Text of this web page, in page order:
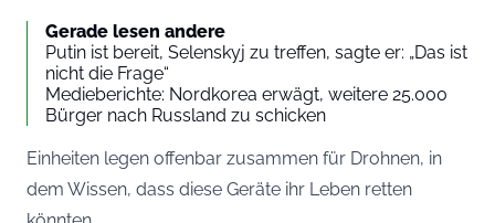
Gerade lesen andere
Putin ist bereit, Selenskyj zu treffen, sagte er: „Das ist
nicht die Frage“
Medieberichte: Nordkorea erwägt, weitere 25.000
Bürger nach Russland zu schicken
Einheiten legen offenbar zusammen für Drohnen, in
dem Wissen, dass diese Geräte ihr Leben retten